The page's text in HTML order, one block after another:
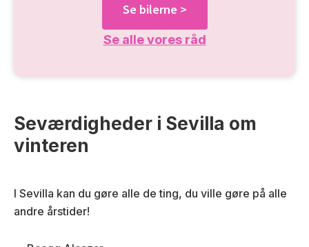
Se bilerne >
Se alle vores råd
Seværdigheder i Sevilla om
vinteren
I Sevilla kan du gøre alle de ting, du ville gøre på alle
andre årstider!